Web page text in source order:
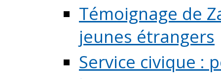
Témoignage de
jeunes étrangers
Service civique :